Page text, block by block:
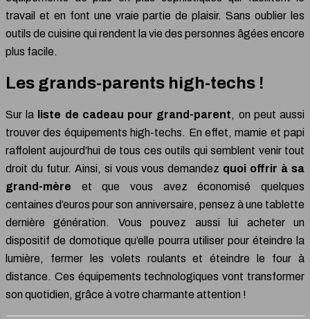
travail et en font une vraie partie de plaisir. Sans oublier les
outils de cuisine qui rendent la vie des personnes âgées encore
plus facile.
Les grands-parents high-techs !
Sur la liste de cadeau pour grand-parent, on peut aussi
trouver des équipements high-techs. En effet, mamie et papi
raffolent aujourd’hui de tous ces outils qui semblent venir tout
droit du futur. Ainsi, si vous vous demandez quoi offrir à sa
grand-mère et que vous avez économisé quelques
centaines d’euros pour son anniversaire, pensez à une tablette
dernière génération. Vous pouvez aussi lui acheter un
dispositif de domotique qu’elle pourra utiliser pour éteindre la
lumière, fermer les volets roulants et éteindre le four à
distance. Ces équipements technologiques vont transformer
son quotidien, grâce à votre charmante attention !